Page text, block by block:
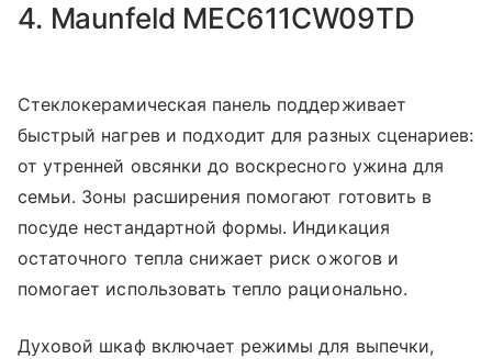
4. Maunfeld MEC611CW09TD
Стеклокерамическая панель поддерживает
быстрый нагрев и подходит для разных сценариев:
от утренней овсянки до воскресного ужина для
семьи. Зоны расширения помогают готовить в
посуде нестандартной формы. Индикация
остаточного тепла снижает риск ожогов и
помогает использовать тепло рационально.
Духовой шкаф включает режимы для выпечки,